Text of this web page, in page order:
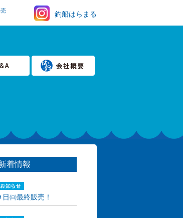
釣船はらまる
着情報
㈰最終販売！